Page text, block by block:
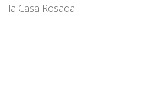
la Casa Rosada.